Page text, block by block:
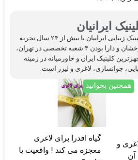
ایرانیان
کلینیک‌ زیبایی ایرانیان با بیش از ۲۴ سال تجربه
درخشان و دارا بودن ۴ شعبه تخصصی در تهران،
کلینیک ایران و خاورمیانه در زمینه
جوانسازی، لاغری و لیزر است.
همچنین بخوانید
و
گیاه افدرا برای لاغری
معجزه می کند ! واقعیت یا